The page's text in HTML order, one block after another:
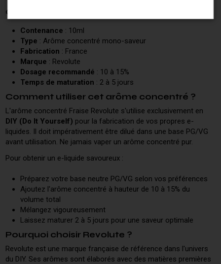
Caractéristiques techniques
Contenance : 10ml
Type : Arôme concentré mono-saveur
Fabrication : France
Marque : Revolute
Dosage recommandé : 10 à 15%
Temps de maturation : 2 à 5 jours
Comment utiliser cet arôme concentré ?
L'arôme concentré Fraise Revolute s'utilise exclusivement en
DIY (Do It Yourself) pour la fabrication de vos propres e-
liquides. Il doit impérativement être dilué dans une base PG/VG
avant utilisation. Ne jamais vaper un arôme concentré pur.
Pour obtenir un e-liquide savoureux :
Préparez votre base neutre PG/VG selon vos préférences
Ajoutez l'arôme concentré à hauteur de 10 à 15% du
volume total
Mélangez vigoureusement
Laissez maturer 2 à 5 jours pour une saveur optimale
Pourquoi choisir Revolute ?
Revolute est une marque française de référence dans l'univers
du DIY. Ses arômes sont élaborés avec des matières premières